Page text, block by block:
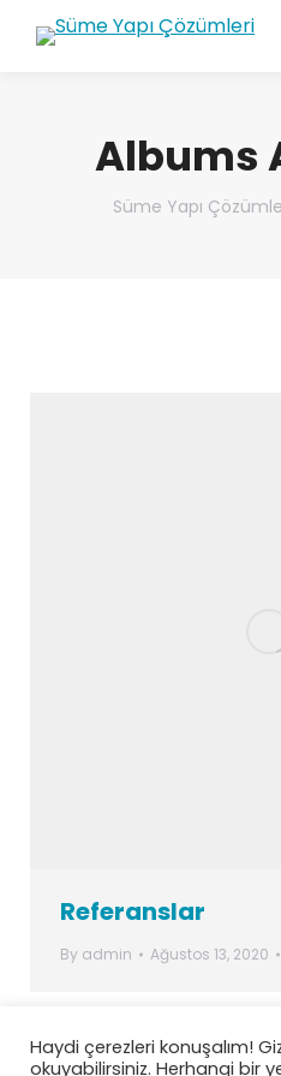
Albums
You are here:
Süme Yapı
Referanslar
By admin Ağustos 13, 2020
Haydi çerezleri konuşalım!
okuyabilirsiniz. Herhangi bir